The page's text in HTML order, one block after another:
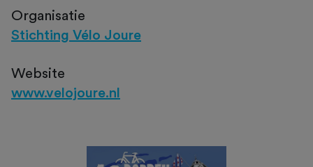
Organisatie
Stichting Vélo Joure
Website
www.velojoure.nl